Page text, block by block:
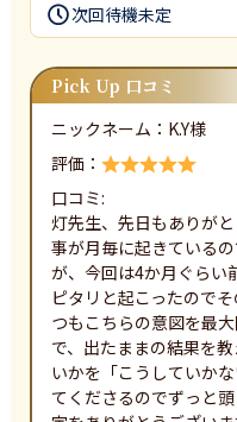
次回待機未定
Pick Up 口コミ
ニックネーム： K.Y様
評価：
口コミ:
灯先生、先日もありが
事が月毎に起きている
が、今回は4か月ぐらい
ピタリと起こったので
つもこちらの意図を最
で、出たままの結果を
いかを「こうしていか
てくださるのでずっと